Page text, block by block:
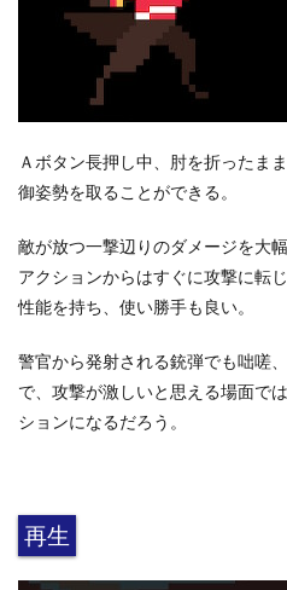
Ａボタン長押し中、肘を折ったま
御姿勢を取ることができる。
敵が放つ一撃辺りのダメージを大
アクションからはすぐに攻撃に転
性能を持ち、使い勝手も良い。
警官から発射される銃弾でも咄嗟
で、攻撃が激しいと思える場面で
ションになるだろう。
再生